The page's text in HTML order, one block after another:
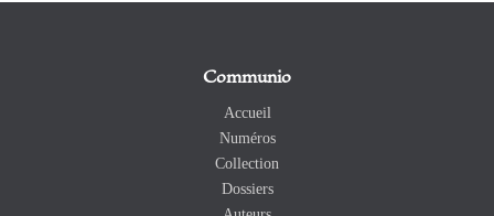
Communio
Accueil
Numéros
Collection
Dossiers